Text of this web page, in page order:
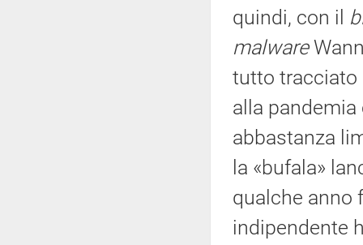
quindi, con il
malware
tutto tracciato
alla
abbastanza
la «bufala»
qualche anno
indipendente